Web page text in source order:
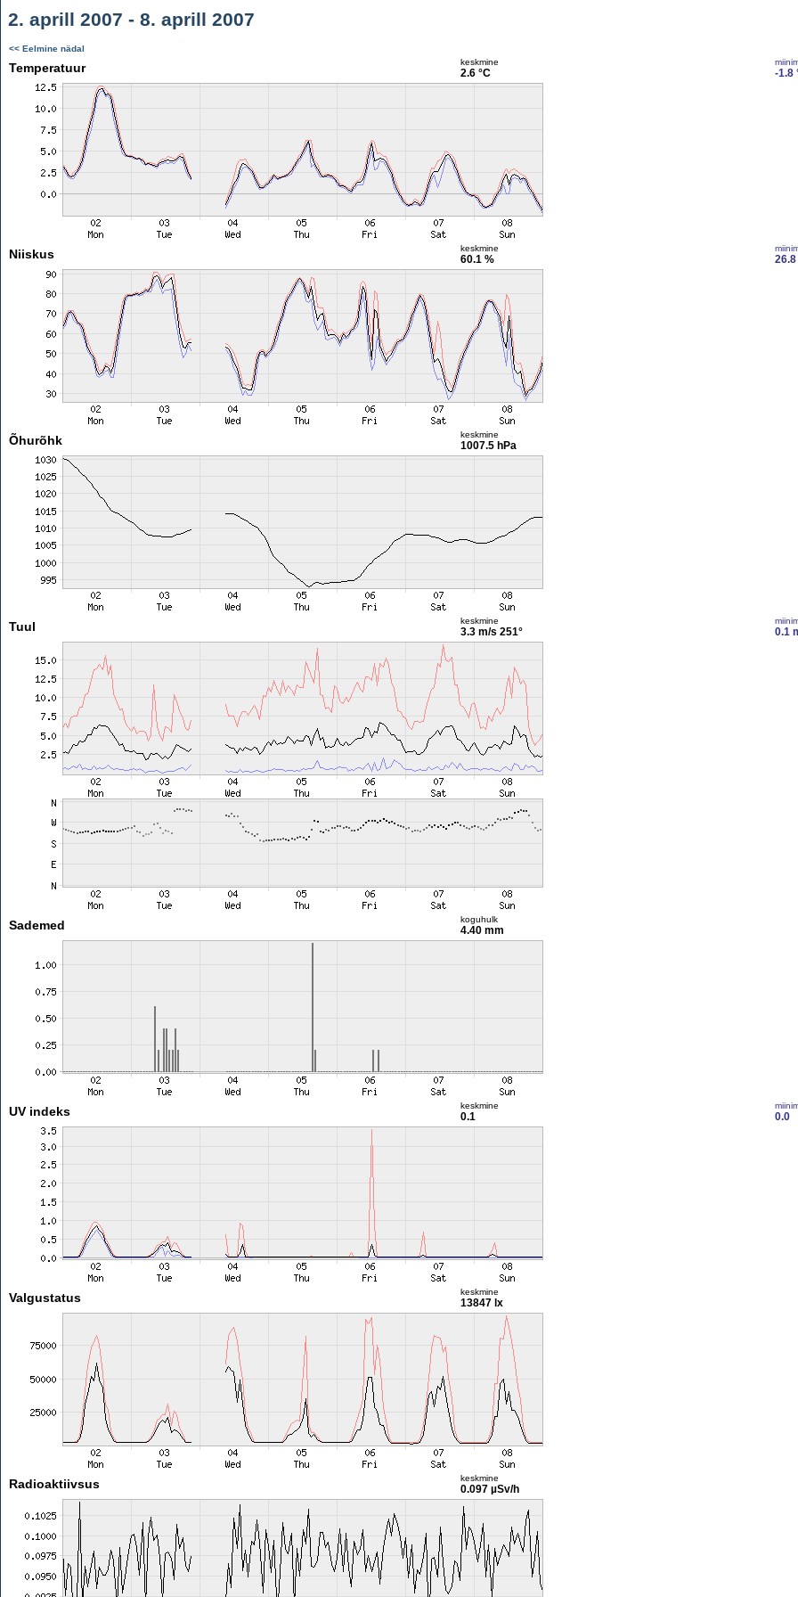
2. aprill 2007 - 8. aprill 2007
<< Eelmine nädal
Temperatuur keskmine
2.6 °C -1.8
Niiskus keskmine
60.1 % 26.8
Õhurõhk keskmine
1007.5 hPa
Tuul keskmine
3.3 m/s 251° 0.1
Sademed koguhulk
4.40 mm
UV indeks keskmine
0.1 0.0
Valgustatus keskmine
13847 lx
Radioaktiivsus keskmine
0.097 µSv/h